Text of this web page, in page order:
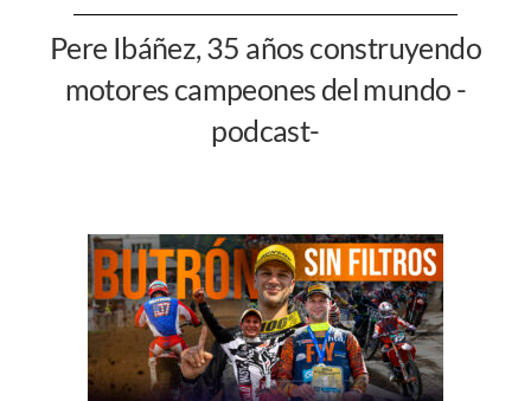
Pere Ibáñez, 35 años construyendo
motores campeones del mundo -
podcast-